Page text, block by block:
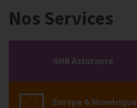
Nos Services
GHR Assurance
Europe & Numérique